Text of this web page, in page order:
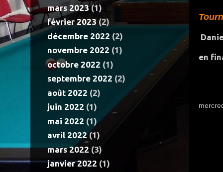
en
mars 2023(1)
février 2023 (2)
décembre 2022 (2)
novembre 2022 (1)
octobre 2022 (1)
septembre 2022 (2)
août 2022 (2)
juin 2022 (1)
mai 2022 (1)
avril 2022(1)
mars 2022 (3)
janvier 2022 (1)